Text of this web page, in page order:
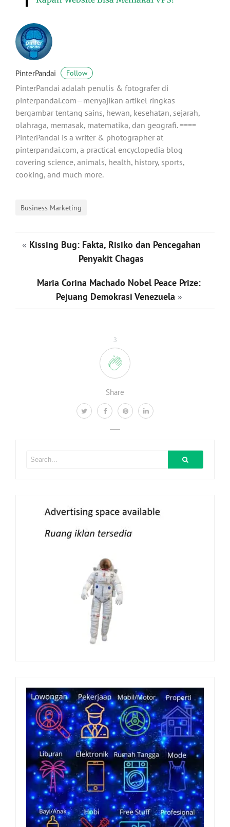
3
Share
PinterPandai Follow
PinterPandai adalah penulis & fotografer di
pinterpandai.com—menyajikan artikel ringkas
bergambar tentang sains, hewan, kesehatan, sejarah,
olahraga, memasak, matematika, dan geografi. ====
PinterPandai is a writer & photographer at
pinterpandai.com, a practical encyclopedia blog
covering science, animals, health, history, sports,
cooking, and much more.
Business Marketing
« Kissing Bug: Fakta, Risiko dan Pencegahan
Penyakit Chagas
Maria Corina Machado Nobel Peace Prize:
Pejuang Demokrasi Venezuela »